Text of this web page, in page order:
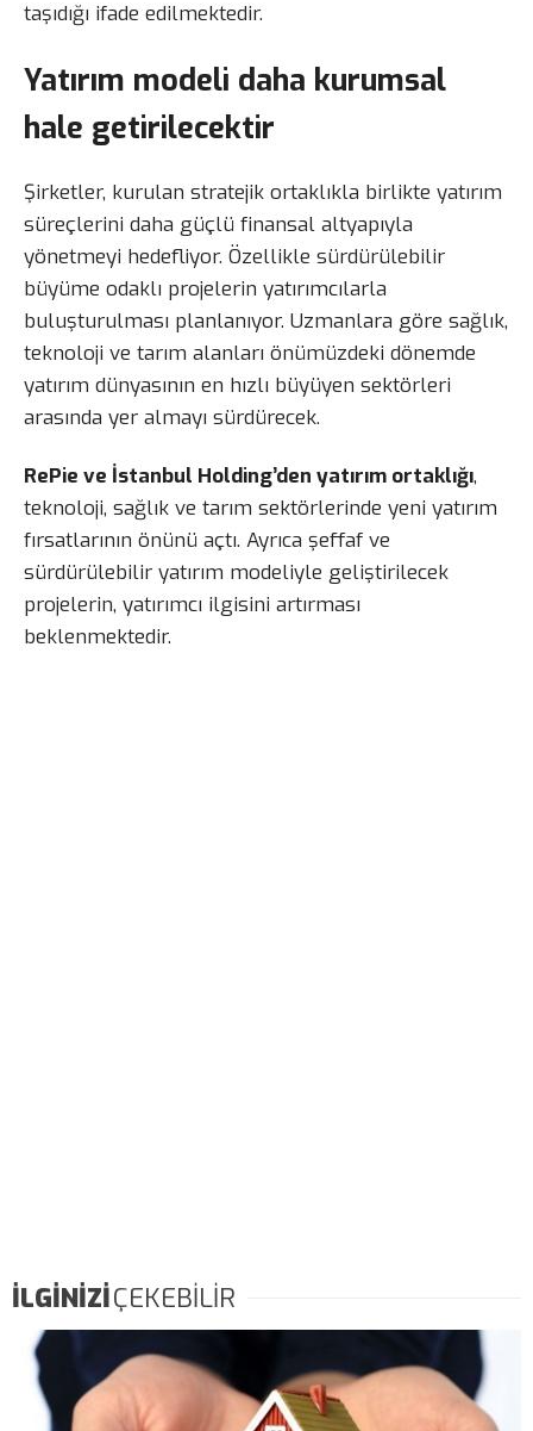
taşıdığı ifade edilmektedir.
Yatırım modeli daha kurumsal
hale getirilecektir
Şirketler, kurulan stratejik ortaklıkla birlikte yatırım
süreçlerini daha güçlü finansal altyapıyla
yönetmeyi hedefliyor. Özellikle sürdürülebilir
büyüme odaklı projelerin yatırımcılarla
buluşturulması planlanıyor. Uzmanlara göre sağlık,
teknoloji ve tarım alanları önümüzdeki dönemde
yatırım dünyasının en hızlı büyüyen sektörleri
arasında yer almayı sürdürecek.
RePie ve İstanbul Holding’den yatırım ortaklığı,
teknoloji, sağlık ve tarım sektörlerinde yeni yatırım
fırsatlarının önünü açtı. Ayrıca şeffaf ve
sürdürülebilir yatırım modeliyle geliştirilecek
projelerin, yatırımcı ilgisini artırması
beklenmektedir.
İLGİNİZİÇEKEBİLİR